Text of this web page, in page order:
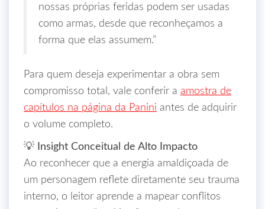
nossas próprias feridas podem ser usadas
como armas, desde que reconheçamos a
forma que elas assumem.”
Para quem deseja experimentar a obra sem
compromisso total, vale conferir a amostra de
capítulos na página da Panini antes de adquirir
o volume completo.
💡 Insight Conceitual de Alto Impacto
Ao reconhecer que a energia amaldiçoada de
um personagem reflete diretamente seu trauma
interno, o leitor aprende a mapear conflitos